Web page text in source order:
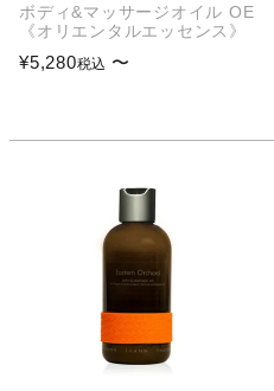
ボディ&マッサージオイル OE
《オリエンタルエッセンス》
¥5,280税込 〜